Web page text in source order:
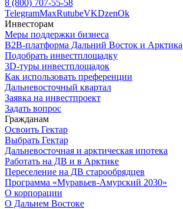
8 (800) 707-55-58
TelegramMaxRutubeVKDzenOk
Инвесторам
Меры поддержки бизнеса
B2B-платформа Дальний Восток и Арктика
Подобрать инвестплощадку
3D-туры инвестплощадок
Как использовать преференции
Дальневосточный квартал
Заявка на инвестпроект
Задать вопрос
Гражданам
Освоить Гектар
Выбрать Гектар
Дальневосточная и арктическая ипотека
Работать на ДВ и в Арктике
Переселение на ДВ старообрядцев
Программа «Муравьев-Амурский 2030»
О корпорации
О Дальнем Востоке